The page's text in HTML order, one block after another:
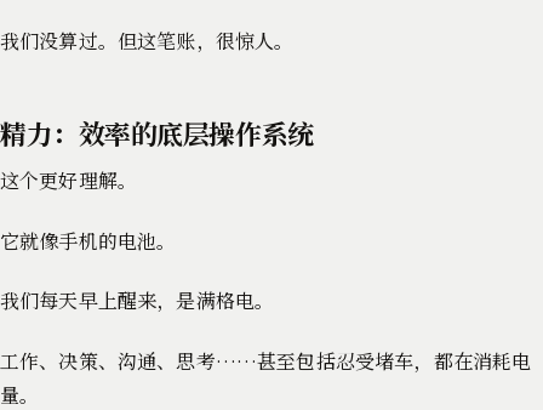
我们没算过。但这笔账，很惊人。
精力：效率的底层操作系统
这个更好理解。
它就像手机的电池。
我们每天早上醒来，是满格电。
工作、决策、沟通、思考……甚至包括忍受堵车，都在消耗电
量。